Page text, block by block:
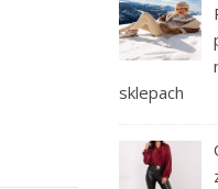
sklepach